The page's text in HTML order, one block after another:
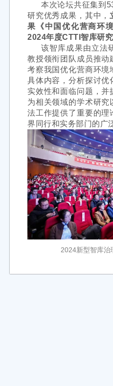
本次论坛共征集到
研究优秀成果，其中，
果《中国优化营商环
2024年度CTTI智库研究
该智库成果由立法
教授领衔团队成员推动
考察我国优化营商环境
具体内容，分析探讨优
实效性和面临问题，并
为相关领域的学术研究
法工作提供了重要的理
界同行和实务部门的广
2024新型智库治